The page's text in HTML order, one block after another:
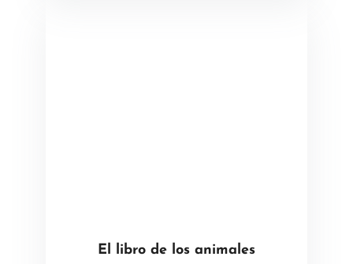
El libro de los animales